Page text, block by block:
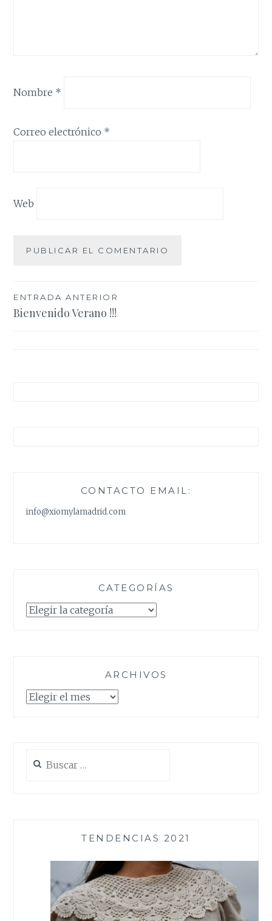
Nombre *
Correo electrónico *
Web
Navegación
de
ENTRADA ANTERIOR
Bienvenido Verano !!!
CONTACTO EMAIL:
info@xiomylamadrid.com
CATEGORÍAS
Categorías
ARCHIVOS
Archivos
TENDENCIAS 2021